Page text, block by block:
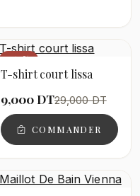
−69%
T-shirt court lissa
9,000 DT29,000 DT
COMMANDER